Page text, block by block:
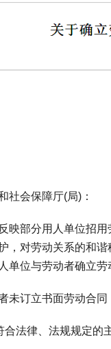
社会保障厅(局)：
部分用人单位招用
，对劳动关系的和
单位与劳动者确立劳
订立书面劳动合同
法律、法规规定的主